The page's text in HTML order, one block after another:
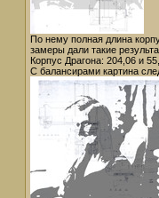
По нему полная длина
замеры дали такие
Корпус Драгона: 204,06 и
С балансирами картина